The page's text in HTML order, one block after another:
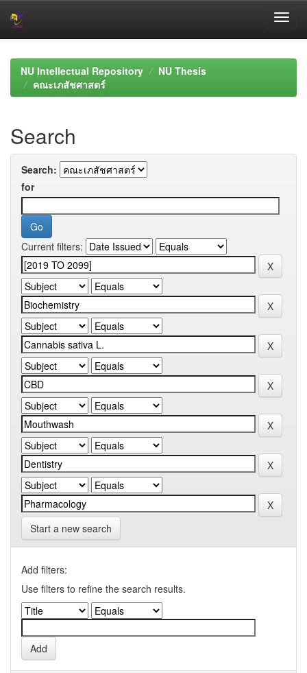
navigationNU Intellectual Repository
NU Thesis
คณะเภสัชศาสตร์
Search
Search:
for
Current filters:
Start a new search
Add filters:
Use filters to refine the search results.